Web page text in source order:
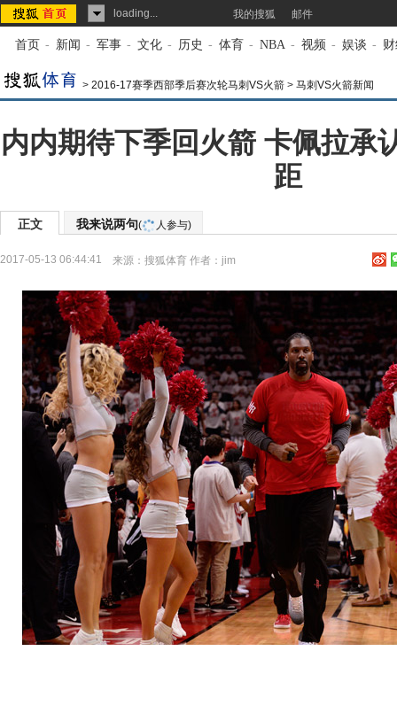
loading... 我的搜狐 邮件
首页 - 新闻 - 军事 - 文化 - 历史 - 体育 - NBA - 视频 - 娱谈 -
> 2016-17赛季西部季后赛次轮马刺VS火箭 > 马刺VS火箭新闻
内内期待下季回火箭 卡佩拉承
距
正文 我来说两句( 人参与)
2017-05-13 06:44:41 来源： 搜狐体育 作者：jim